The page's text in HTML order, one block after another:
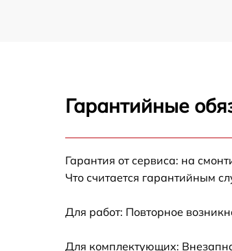
Гарантийные
Гарантия от сервиса: на
Что считается гарантийным
Для работ: Повторное
Для комплектующих: